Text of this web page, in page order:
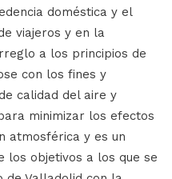
doméstica y el
viajeros y en la
a los principios de
con los fines y
calidad del aire y
minimizar los efectos
atmosférica y es un
los objetivos a los que se